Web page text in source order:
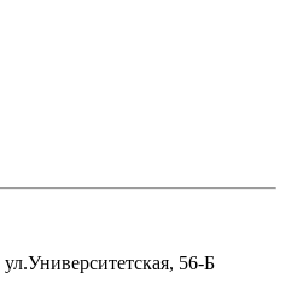
ул.Университетская, 56-Б